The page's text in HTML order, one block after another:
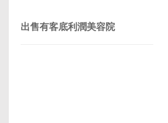
出售有客底利潤美容院